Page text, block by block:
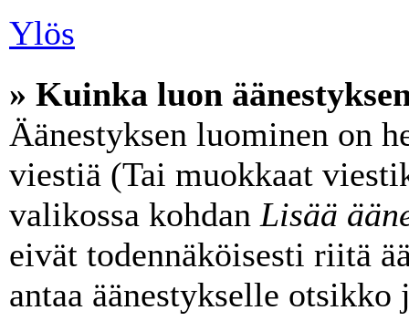
Ylös
» Kuinka luon
Äänestyksen luominen on
viestiä (Tai muokkaat
valikossa kohdan Lisää
eivät todennäköisesti riitä
antaa äänestykselle